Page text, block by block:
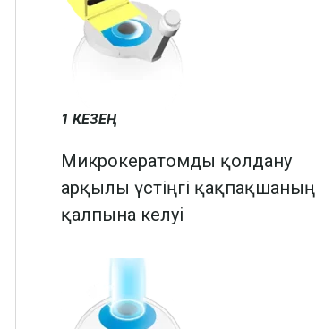
1 КЕЗЕҢ
Микрокератомды қолдану
арқылы үстіңгі қақпақшаның
қалпына келуі